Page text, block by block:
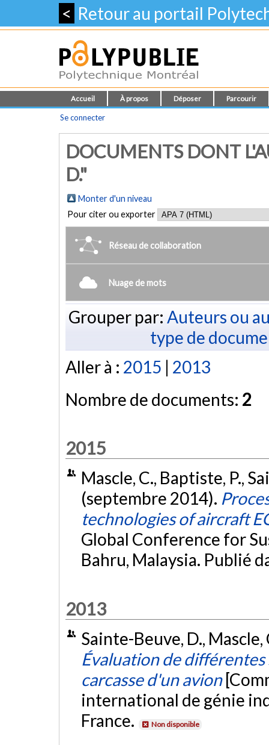
< Retour au portail
Accueil À propos Déposer Parcourir
Se connecter
DOCUMENTS DONT
D."
Monter d'un niveau
Pour citer ou exporter
Réseau de collaboration
Nuage de mots
Grouper par: Auteurs ou
type de
Aller à : 2015 | 2013
Nombre de documents: 2
2015
Mascle, C., Baptiste, P.,
(septembre 2014).
technologies of aircraft
Global Conference for
Bahru, Malaysia. Publié
2013
Sainte-Beuve, D.,
Évaluation de
carcasse d'un avion
international de génie
France.
Non disponible